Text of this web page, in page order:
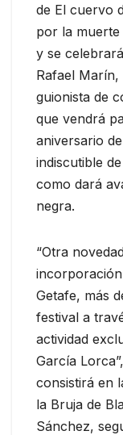
de El cuervo
por la muerte
y se
Rafael
guionista de
que vendrá
aniversario
indiscutible
como dará
negra.
“Otra
Getafe, más
festival a
actividad
García
consistirá en
la Bruja de
Sánchez,